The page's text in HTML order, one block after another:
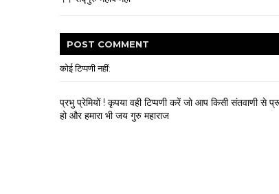
POST COMMENT
कोई टिप्पणी नहीं:
प्रभु प्रेमियों ! कृपया वही टिप्पणी करें जो आप किसी संतवाणी
हो और हमारा भी जय गुरु महाराज